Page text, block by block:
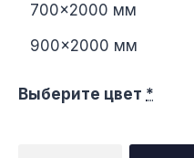
700×2000 мм
900×2000 мм
Выберите цвет *